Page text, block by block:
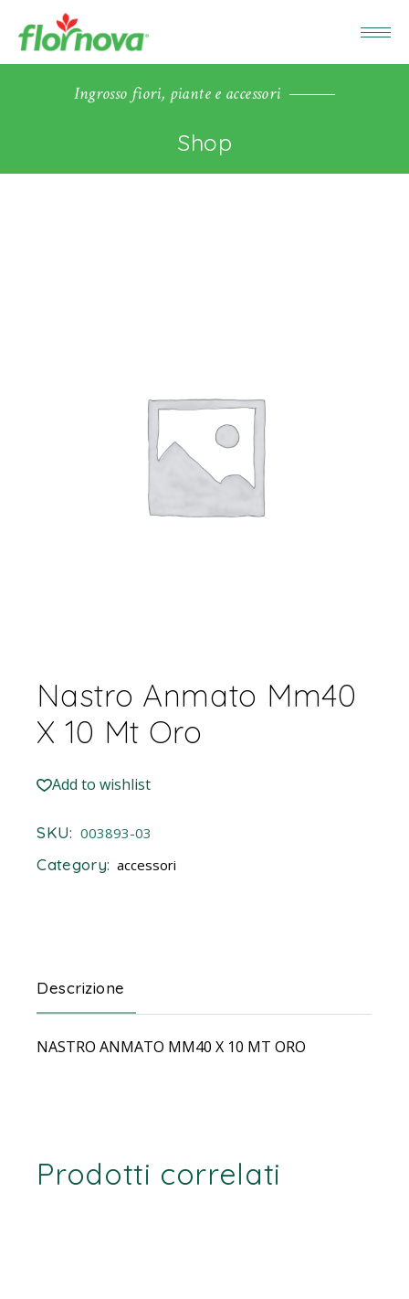
Ingrosso fiori, piante e accessori
Shop
Nastro Anmato Mm40
X 10 Mt Oro
Add to wishlist
SKU: 003893-03
Category: accessori
Descrizione
NASTRO ANMATO MM40 X 10 MT ORO
Prodotti correlati